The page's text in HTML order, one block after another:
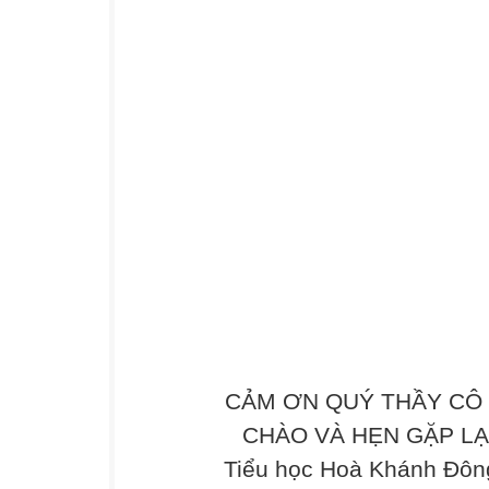
ĐỪNG TỪ BỎ
CON ĐƯỜNG ĐÃ CHỌN
CẢM ƠN QUÝ THẦY
CHÀO VÀ HẸN GẶP
Tiểu học Hoà Khánh